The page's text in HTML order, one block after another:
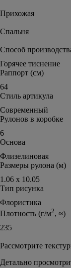
Прихожая
Спальня
Способ
Горячее тиснение
Раппорт (см)
64
Стиль артикула
Современный
Рулонов в коробке
6
Основа
Флизелиновая
Размеры рулона (м)
1.06 х 10.05
Тип рисунка
Флористика
Плотность (г/м2, ≈)
235
Рассмотрите
Детально